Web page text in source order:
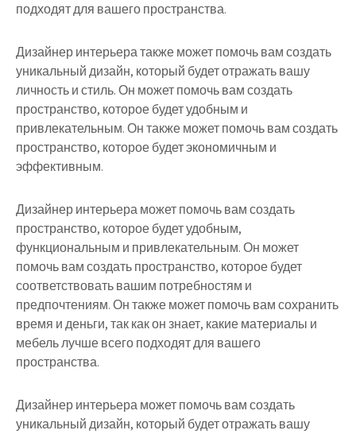
подходят для вашего пространства.
Дизайнер интерьера также может помочь вам создать
уникальный дизайн, который будет отражать вашу
личность и стиль. Он может помочь вам создать
пространство, которое будет удобным и
привлекательным. Он также может помочь вам создать
пространство, которое будет экономичным и
эффективным.
Дизайнер интерьера может помочь вам создать
пространство, которое будет удобным,
функциональным и привлекательным. Он может
помочь вам создать пространство, которое будет
соответствовать вашим потребностям и
предпочтениям. Он также может помочь вам сохранить
время и деньги, так как он знает, какие материалы и
мебель лучше всего подходят для вашего
пространства.
Дизайнер интерьера может помочь вам создать
уникальный дизайн, который будет отражать вашу